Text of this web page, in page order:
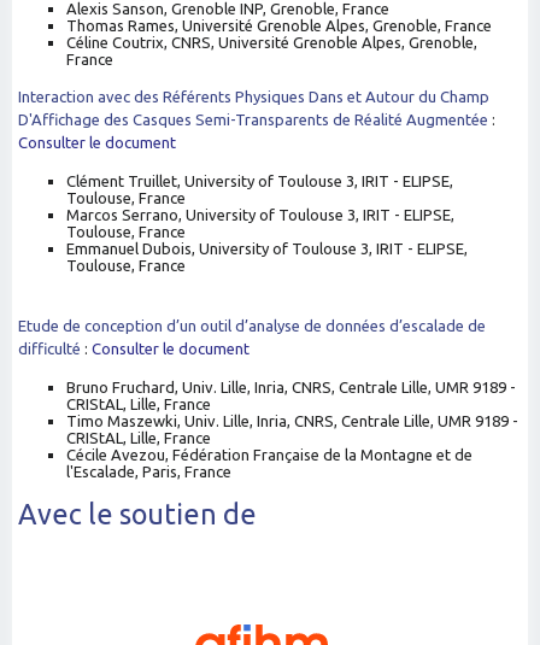
Alexis Sanson, Grenoble INP, Grenoble, France
Thomas Rames, Université Grenoble Alpes, Grenoble, France
Céline Coutrix, CNRS, Université Grenoble Alpes, Grenoble,
France
Interaction avec des Référents Physiques Dans et Autour du Champ
D'Affichage des Casques Semi-Transparents de Réalité Augmentée :
Consulter le document
Clément Truillet, University of Toulouse 3, IRIT - ELIPSE,
Toulouse, France
Marcos Serrano, University of Toulouse 3, IRIT - ELIPSE,
Toulouse, France
Emmanuel Dubois, University of Toulouse 3, IRIT - ELIPSE,
Toulouse, France
Etude de conception d’un outil d’analyse de données d’escalade de
difficulté : Consulter le document
Bruno Fruchard, Univ. Lille, Inria, CNRS, Centrale Lille, UMR 9189 -
CRIStAL, Lille, France
Timo Maszewki, Univ. Lille, Inria, CNRS, Centrale Lille, UMR 9189 -
CRIStAL, Lille, France
Cécile Avezou, Fédération Française de la Montagne et de
l'Escalade, Paris, France
Avec le soutien de